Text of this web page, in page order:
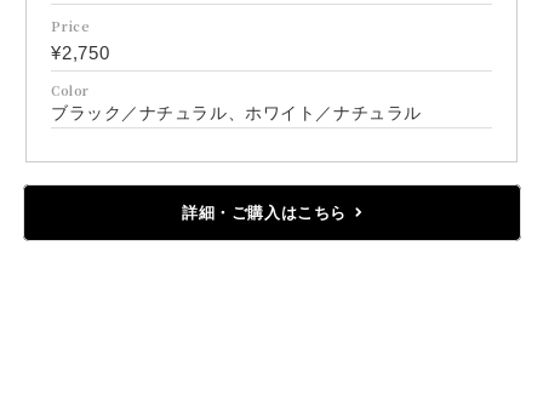
Price
¥2,750
Color
ブラック／ナチュラル、ホワイト／ナチュラル
詳細・ご購入はこちら